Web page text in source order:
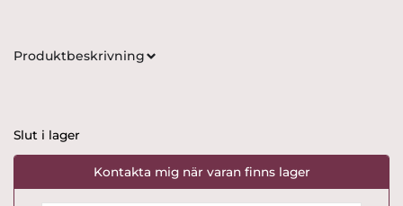
Produktbeskrivning
Slut i lager
Kontakta mig när varan finns lager